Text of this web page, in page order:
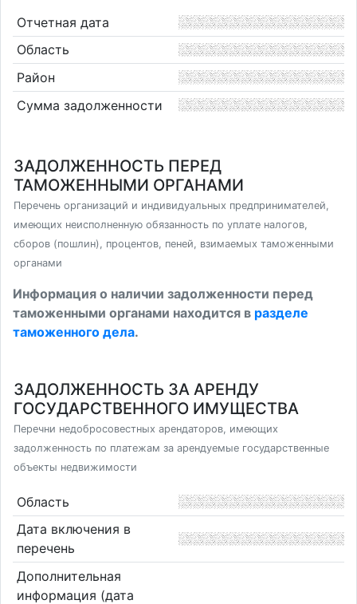
Отчетная дата
Область
Район
Сумма задолженности
ЗАДОЛЖЕННОСТЬ ПЕРЕД
ТАМОЖЕННЫМИ ОРГАНАМИ
Перечень организаций и индивидуальных предпринимателей,
имеющих неисполненную обязанность по уплате налогов,
сборов (пошлин), процентов, пеней, взимаемых таможенными
органами
Информация о наличии задолженности перед
таможенными органами находится в разделе
таможенного дела.
ЗАДОЛЖЕННОСТЬ ЗА АРЕНДУ
ГОСУДАРСТВЕННОГО ИМУЩЕСТВА
Перечни недобросовестных арендаторов, имеющих
задолженность по платежам за арендуемые государственные
объекты недвижимости
Область
Дата включения в
перечень
Дополнительная
информация (дата